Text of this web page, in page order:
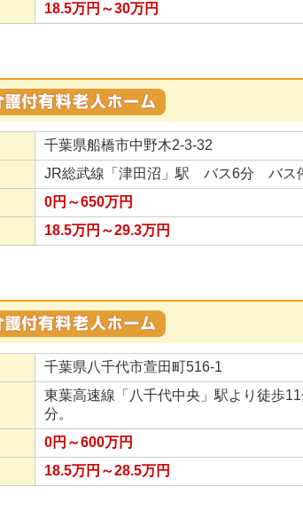
18.5万円～30万円
千葉県船橋市中野木2-3-32
JR総武線「津田沼」駅 バス6分 バス
0円～650万円
18.5万円～29.3万円
千葉県八千代市萱田町516-1
東葉高速線「八千代中央」駅より徒歩
分。
0円～600万円
18.5万円～28.5万円